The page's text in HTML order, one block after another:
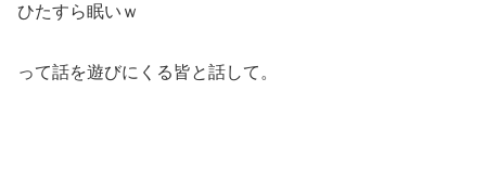
ひたすら眠いｗ
って話を遊びにくる皆と話して。